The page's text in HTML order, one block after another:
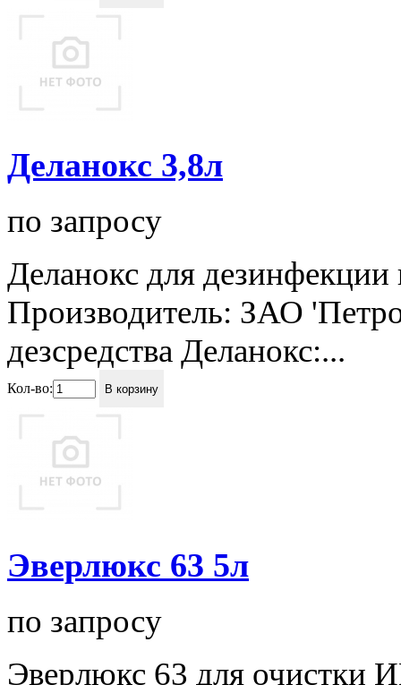
Деланокс 3,8л
по запросу
Деланокс для
Производитель: ЗАО
дезсредства Деланокс:...
Кол-во: В корзину
Эверлюкс 63 5л
по запросу
Эверлюкс 63 для